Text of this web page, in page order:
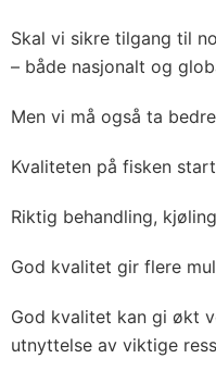
Skal vi sikre tilgang til
– både nasjonalt og
Men vi må også ta
Kvaliteten på fisken
Riktig behandling,
God kvalitet gir flere
God kvalitet kan gi økt
utnyttelse av viktige